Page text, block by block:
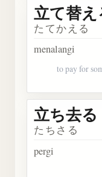
立て替え
たてかえる
menalangi
to pay for
立ち去る
たちさる
pergi